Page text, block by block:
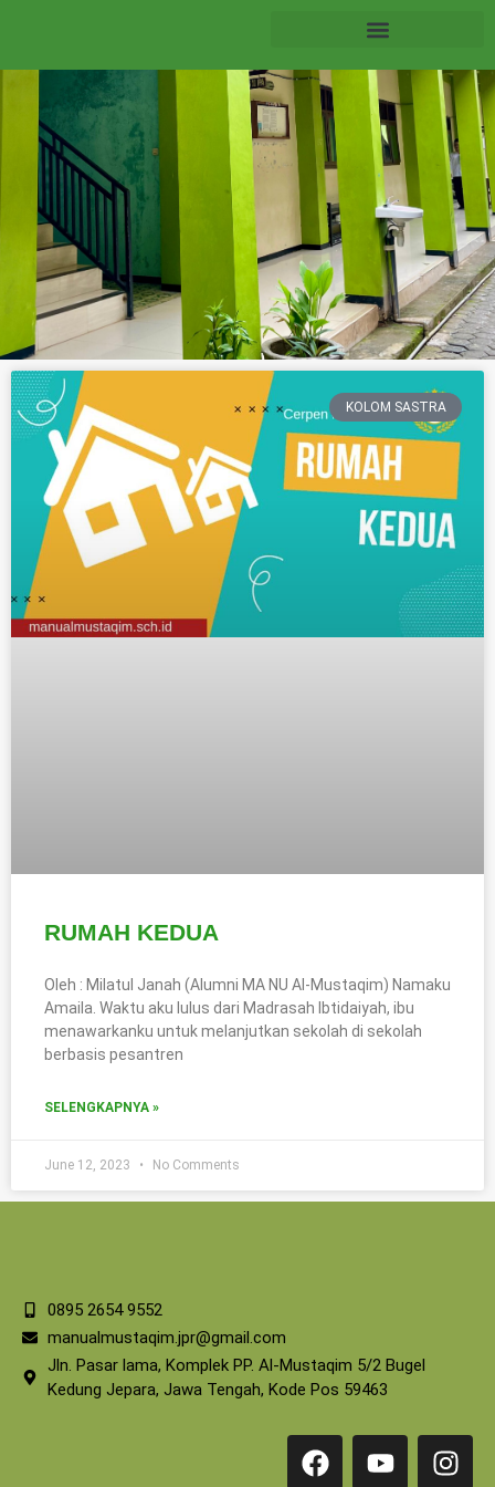
KOLOM SASTRA
RUMAH KEDUA
Oleh : Milatul Janah (Alumni MA NU Al-Mustaqim) Namaku
Amaila. Waktu aku lulus dari Madrasah Ibtidaiyah, ibu
menawarkanku untuk melanjutkan sekolah di sekolah
berbasis pesantren
SELENGKAPNYA »
June 12, 2023 No Comments
0895 2654 9552
manualmustaqim.jpr@gmail.com
Jln. Pasar lama, Komplek PP. Al-Mustaqim 5/2 Bugel
Kedung Jepara, Jawa Tengah, Kode Pos 59463